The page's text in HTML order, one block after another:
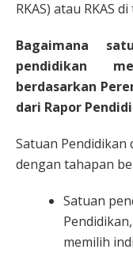
RKAS) atau RKAS
Bagaimana
pendidikan
berdasarkan
dari Rapor
Satuan
dengan tahapan
Satuan
memilih